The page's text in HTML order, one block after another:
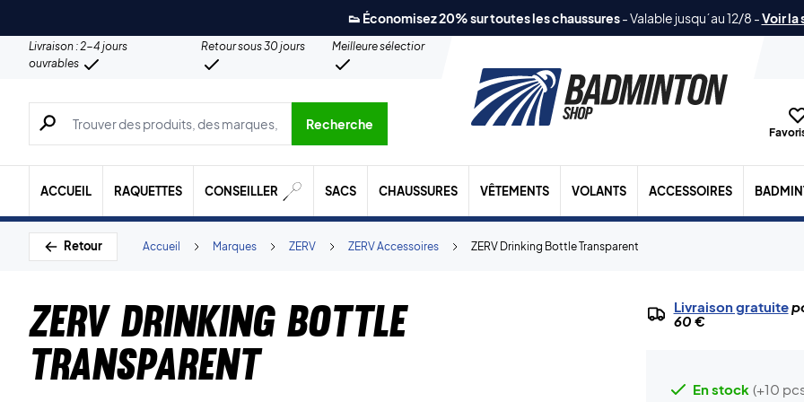
👟 Économisez 20% sur toutes les chaussures-Valable jusqu´au 12/8 -Voir la
Livraison : 2-4 jours
ouvrables
Retour sous 30 jours Meilleure sélection
Recherche de produits, de marques, etc.
Recherche
ACCUEIL RAQUETTES CONSEILLER SACS CHAUSSURES VÊTEMENTS VOLANTS ACCESSOIRES
Retour ZERV Drinking Bottle Transparent
ZERV Accessoires
ZERV
Marques
Accueil
ZERV Drinking Bottle
Transparent
Livraison gratuite
60 €
En stock (+10